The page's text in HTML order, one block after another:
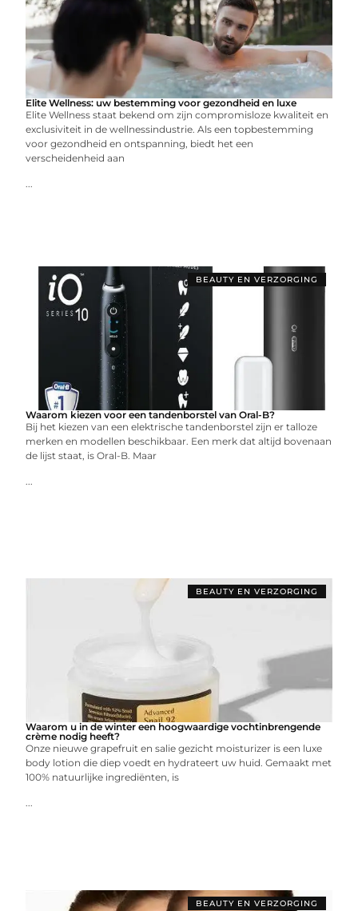
Elite Wellness: uw bestemming voor gezondheid en luxe
Elite Wellness staat bekend om zijn compromisloze kwaliteit en
exclusiviteit in de wellnessindustrie. Als een topbestemming
voor gezondheid en ontspanning, biedt het een
verscheidenheid aan
...
BEAUTY EN VERZORGING
Waarom kiezen voor een tandenborstel van Oral-B?
Bij het kiezen van een elektrische tandenborstel zijn er talloze
merken en modellen beschikbaar. Een merk dat altijd bovenaan
de lijst staat, is Oral-B. Maar
...
BEAUTY EN VERZORGING
Waarom u in de winter een hoogwaardige vochtinbrengende
crème nodig heeft?
Onze nieuwe grapefruit en salie gezicht moisturizer is een luxe
body lotion die diep voedt en hydrateert uw huid. Gemaakt met
100% natuurlijke ingrediënten, is
...
BEAUTY EN VERZORGING